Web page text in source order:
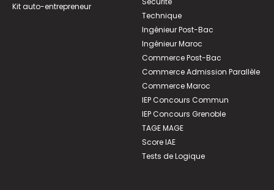
Kit auto-entrepreneur
Technique
Ingénieur Post-Bac
Ingénieur Maroc
Commerce Post-Bac
Commerce Admission Parallèle
Commerce Maroc
IEP Concours Commun
IEP Concours Grenoble
TAGE MAGE
Score IAE
Tests de Logique